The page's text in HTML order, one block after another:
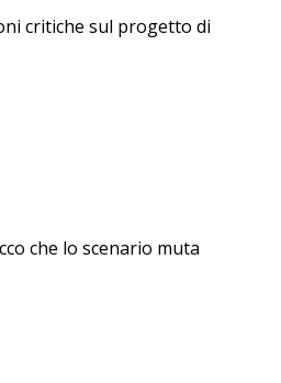
critiche sul progetto di
che lo scenario muta